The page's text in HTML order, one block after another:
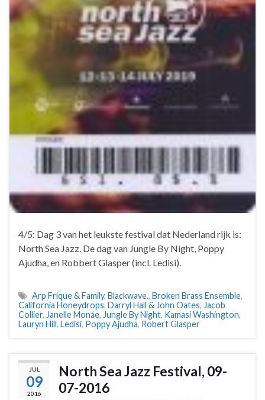
4/5: Dag 3 van het leukste festival dat Nederland rijk is:
North Sea Jazz. De dag van Jungle By Night, Poppy
Ajudha, en Robbert Glasper (incl. Ledisi).
Arp Frique & Family, Blackwave., Broken Brass Ensemble,
California Honeydrops, Darryl Hall & John Oates, Jacob
Collier, Janelle Monáe, Jungle By Night, Kamasi Washington,
Lauryn Hill, Ledisi, Poppy Ajudha, Robert Glasper
JUL
09
2016
North Sea Jazz Festival, 09-
07-2016